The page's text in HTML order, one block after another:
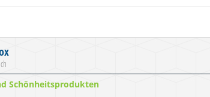
Schönheitsprodukten